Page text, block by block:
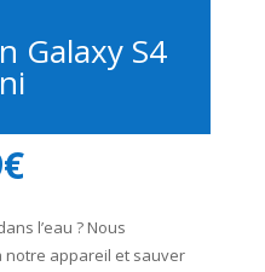
Galaxy S4
l’eau ? Nous
notre appareil et sauver